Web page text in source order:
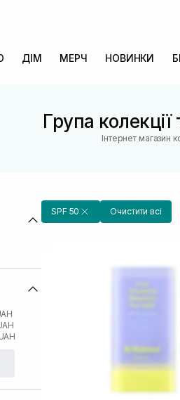
ДІМ МЕРЧ НОВИНКИ
Група
Інтернет магазин
SPF 50 Очистити всі